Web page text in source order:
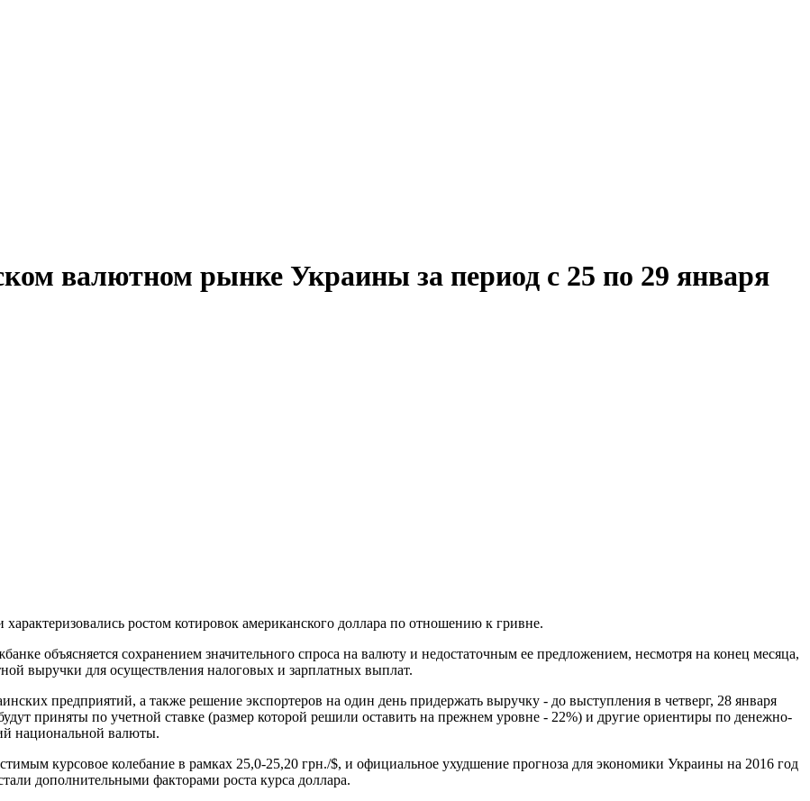
валютном рынке Украины за период с 25 по 29 января
ростом котировок американского доллара по отношению к гривне.
объясняется сохранением значительного спроса на валюту и недостаточным ее предложением, несмотря на конец месяца,
выручки для осуществления налоговых и зарплатных выплат.
предприятий, а также решение экспортеров на один день придержать выручку - до выступления в четверг, 28 января
приняты по учетной ставке (размер которой решили оставить на прежнем уровне - 22%) и другие ориентиры по денежно-
национальной валюты.
курсовое колебание в рамках 25,0-25,20 грн./$, и официальное ухудшение прогноза для экономики Украины на 2016 год
дополнительными факторами роста курса доллара.